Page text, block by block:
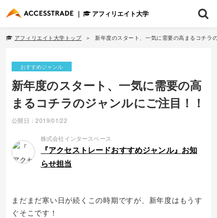
アフィリエイト大学
アフィリエイト大学トップ 新年度のスタート、一気に需要の高まるコチラ
おすすめジャンル
新年度のスタート、一気に需要の高
まるコチラのジャンルにご注目！！
公開日：2019/01/22
株式会社インタースペース
『アクセストレードおすすめジャンル』お知
らせ担当
まだまだ寒い日が続くこの時期ですが、新年度はもうす
ぐそこです！